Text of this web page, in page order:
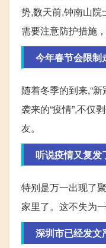
势,数天前,钟南山
需要注意防护措施，
今年春节会限制
随着冬季的到来,“
袭来的“疫情”,不仅
友。
听说疫情又复发
特别是万一出现了
家里了。这不失为
深圳市已经发文